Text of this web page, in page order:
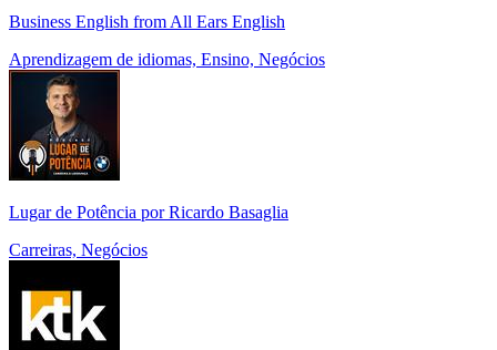
Business English from All Ears English
Aprendizagem de idiomas, Ensino, Negócios
Lugar de Potência por Ricardo Basaglia
Carreiras, Negócios